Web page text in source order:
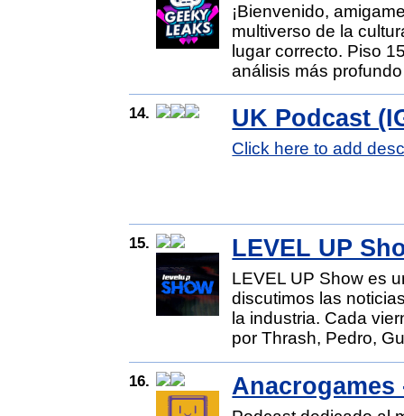
¡Bienvenido,
multiverso de la
lugar correcto. Piso
análisis más
14. UK Podcast
Click here to add
15. LEVEL UP
LEVEL UP Show es
discutimos las
la industria. Cada
por Thrash, Pedro,
16.